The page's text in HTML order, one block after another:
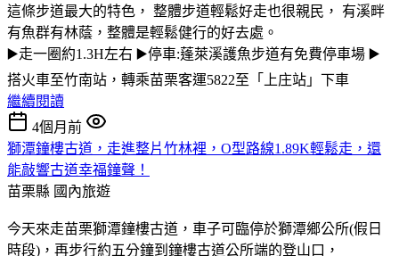
這條步道最大的特色， 整體步道輕鬆好走也很親民， 有溪畔
有魚群有林蔭，整體是輕鬆健行的好去處。
▶️走一圈約1.3H左右 ▶️停車:蓬萊溪護魚步道有免費停車場 ▶️
搭火車至竹南站，轉乘苗栗客運5822至「上庄站」下車
繼續閱讀
4個月前
獅潭鐘樓古道，走進整片竹林裡，O型路線1.89K輕鬆走，還
能敲響古道幸福鐘聲！
苗栗縣 國內旅遊
今天來走苗栗獅潭鐘樓古道，車子可臨停於獅潭鄉公所(假日
時段)，再步行約五分鐘到鐘樓古道公所端的登山口，